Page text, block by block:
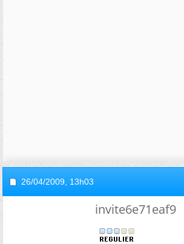
26/04/2009, 13h03
invite6e71eaf9